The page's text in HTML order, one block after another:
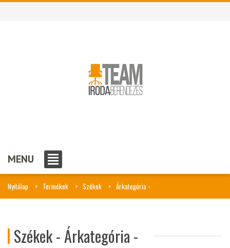
MENU
Nyitólap Termékek Székek Árkategória -
Székek - Árkategória -